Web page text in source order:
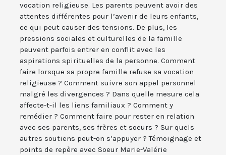
vocation religieuse. Les parents peuvent avoir des
attentes différentes pour l’avenir de leurs enfants,
ce qui peut causer des tensions. De plus, les
pressions sociales et culturelles de la famille
peuvent parfois entrer en conflit avec les
aspirations spirituelles de la personne. Comment
faire lorsque sa propre famille refuse sa vocation
religieuse ? Comment suivre son appel personnel
malgré les divergences ? Dans quelle mesure cela
affecte-t-il les liens familiaux ? Comment y
remédier ? Comment faire pour rester en relation
avec ses parents, ses frères et soeurs ? Sur quels
autres soutiens peut-on s’appuyer ? Témoignage et
points de repère avec Soeur Marie-Valérie